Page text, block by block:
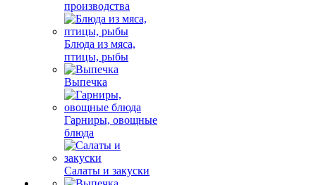
производства
Блюда из мяса,
птицы, рыбы
Выпечка
Гарниры, овощные
блюда
Салаты и закуски